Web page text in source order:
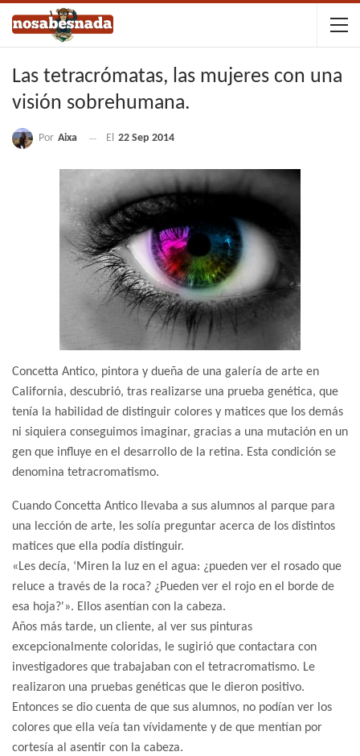
Las tetracrómatas, las mujeres con una
visión sobrehumana.
Por Aixa El 22 Sep 2014
Concetta Antico, pintora y dueña de una galería de arte en
California, descubrió, tras realizarse una prueba genética, que
tenía la habilidad de distinguir colores y matices que los demás
ni siquiera conseguimos imaginar, gracias a una mutación en un
gen que influye en el desarrollo de la retina. Esta condición se
denomina tetracromatismo.
Cuando Concetta Antico llevaba a sus alumnos al parque para
una lección de arte, les solía preguntar acerca de los distintos
matices que ella podía distinguir.
«Les decía, ‘Miren la luz en el agua: ¿pueden ver el rosado que
reluce a través de la roca? ¿Pueden ver el rojo en el borde de
esa hoja?'». Ellos asentían con la cabeza.
Años más tarde, un cliente, al ver sus pinturas
excepcionalmente coloridas, le sugirió que contactara con
investigadores que trabajaban con el tetracromatismo. Le
realizaron una pruebas genéticas que le dieron positivo.
Entonces se dio cuenta de que sus alumnos, no podían ver los
colores que ella veía tan vívidamente y de que mentían por
cortesía al asentir con la cabeza.